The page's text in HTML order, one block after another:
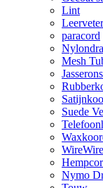
Lint
Leerveter
paracord
Mesh
Suede
Nymo